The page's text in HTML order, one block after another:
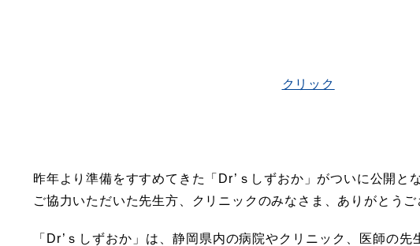
クリック
昨年より準備をすすめてきた「Dr’ｓしずおか」がついに公開と
ご協力いただいた先生方、クリニックのみなさま、ありがとうご
「Dr’ｓしずおか」は、静岡県内の病院やクリニック、医師の